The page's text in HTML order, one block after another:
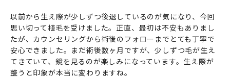
以前から生え際が少しずつ後退しているのが気になり、今回
思い切って植毛を受けました。正直、最初は不安もありまし
たが、カウンセリングから術後のフォローまでとても丁寧で
安心できました。まだ術後数ヶ月ですが、少しずつ毛が生え
てきていて、鏡を見るのが楽しみになっています。生え際が
整うと印象が本当に変わりますね。